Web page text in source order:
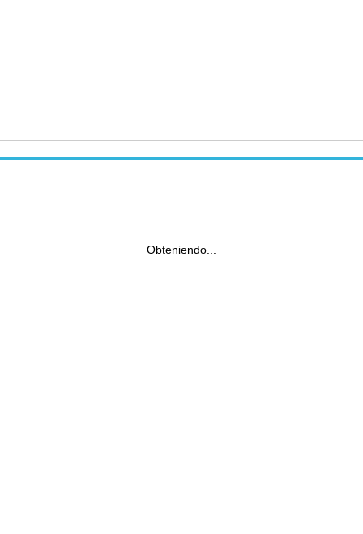
Obteniendo...